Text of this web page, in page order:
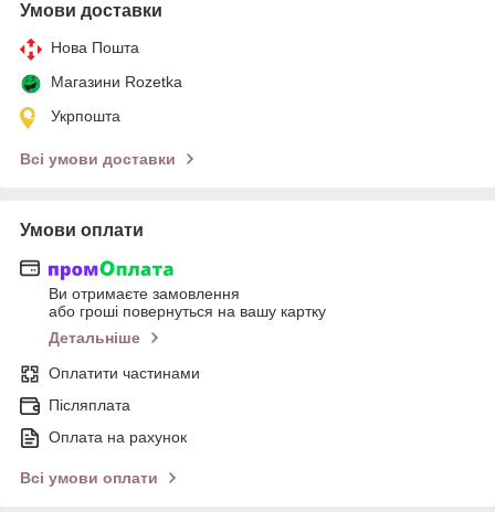
Умови доставки
Нова Пошта
Магазини Rozetka
Укрпошта
Всі умови доставки
Умови оплати
Ви отримаєте замовлення
або гроші повернуться на вашу картку
Детальніше
Оплатити частинами
Післяплата
Оплата на рахунок
Всі умови оплати